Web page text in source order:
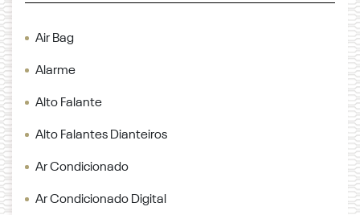
Air Bag
Alarme
Alto Falante
Alto Falantes Dianteiros
Ar Condicionado
Ar Condicionado Digital